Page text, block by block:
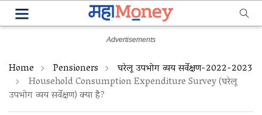
Home Pensioners घरेलू उपभोग व्यय सर्वेक्षण-2022-2023
Household Consumption Expenditure Survey (घरेलू
उपभोग व्यय सर्वेक्षण) क्या है?